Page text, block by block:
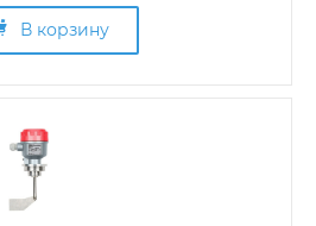
В корзину